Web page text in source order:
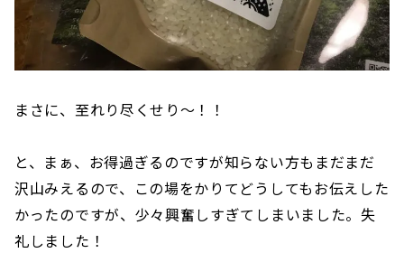
まさに、至れり尽くせり～！！
と、まぁ、お得過ぎるのですが知らない方もまだまだ
沢山みえるので、この場をかりてどうしてもお伝えした
かったのですが、少々興奮しすぎてしまいました。失
礼しました！